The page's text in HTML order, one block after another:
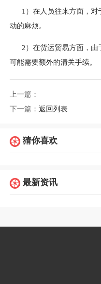
1）在人员往来方面，
动的麻烦。
2）在货运贸易方面，
可能需要额外的清关手续。
上一篇：
下一篇： 返回列表
猜你喜欢
最新资讯